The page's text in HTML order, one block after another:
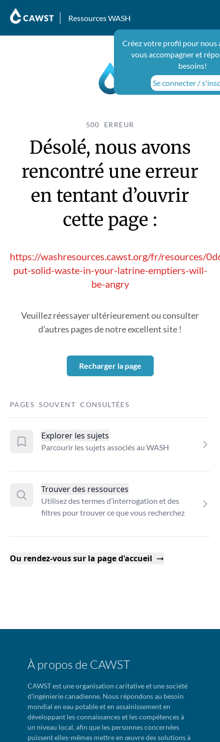
Ressources WASH
Créez votre profil pour nous
vous accompagner et
besoins!
Se connecter /
500 ERREUR
Désolé, nous avons
rencontré une erreur
en tentant d’ouvrir
cette page :
https://washresources.cawst.org/fr/resources/
put-solid-waste-in-your-latrine-emptiers-will-
be-angry
Veuillez réessayer ultérieurement ou consulter
d’autres pages de notre excellent site !
Recharger la page
PAGES SOUVENT CONSULTÉES
Explorer les sujets
Parcourir les sujets associés au WASH
Trouver des ressources
Utilisez des termes d’interrogation et des
filtres pour trouver ce que vous recherchez
Ou rendez-vous sur la page d'accueil
À propos de CAWST
CAWST est une organisation caritative et une société
d'ingénierie canadienne. Nous répondons au besoin
mondial en eau potable et en assainissement en
développant les connaissances et les compétences à
un niveau local, afin que les personnes concernées
puissent elles-mêmes mettre en œuvre des solutions à